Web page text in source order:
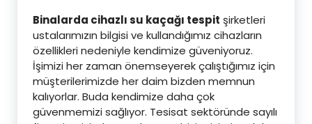
Binalarda cihazlı su kaçağı tespit şirketleri
ustalarımızın bilgisi ve kullandığımız cihazların
özellikleri nedeniyle kendimize güveniyoruz.
İşimizi her zaman önemseyerek çalıştığımız için
müşterilerimizde her daim bizden memnun
kalıyorlar. Buda kendimize daha çok
güvenmemizi sağlıyor. Tesisat sektöründe sayılı